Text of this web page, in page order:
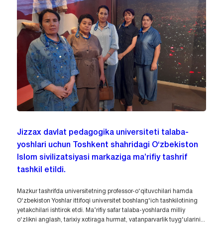
Jizzax davlat pedagogika universiteti talaba-
yoshlari uchun Toshkent shahridagi O‘zbekiston
Islom sivilizatsiyasi markaziga ma’rifiy tashrif
tashkil etildi.
Mazkur tashrifda universitetning professor-o‘qituvchilari hamda
O‘zbekiston Yoshlar ittifoqi universitet boshlang‘ich tashkilotining
yetakchilari ishtirok etdi. Ma’rifiy safar talaba-yoshlarda milliy
o‘zlikni anglash, tarixiy xotiraga hurmat, vatanparvarlik tuyg‘ularini...